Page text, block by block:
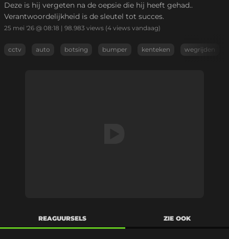
Deze is hij vergeten na de oepsie die hij heeft gehad..
Verantwoordelijkheid is de sleutel tot succes.
25 mei '26 @ 08:18 | 98.983 views (4 views vandaag)
cctv auto botsing bumper kenteken wegrijden
REAGUURSELS ZIE OOK